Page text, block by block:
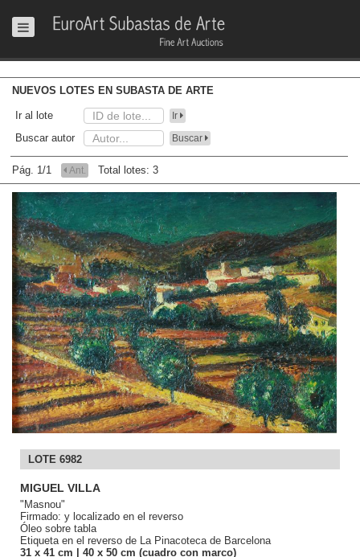
NUEVOS LOTES EN SUBASTA DE ARTE
Ir al lote Ir
Buscar autor Buscar
Pág. 1/1 Ant. Total lotes: 3
LOTE 6982
MIGUEL VILLA
"Masnou"
Firmado: y localizado en el reverso
Óleo sobre tabla
Etiqueta en el reverso de La Pinacoteca de Barcelona
31 x 41 cm | 40 x 50 cm (cuadro con marco)